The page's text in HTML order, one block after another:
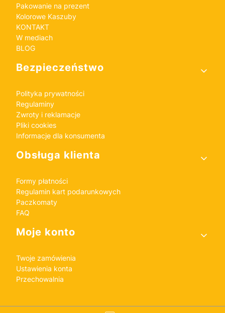
Pakowanie na prezent
Kolorowe Kaszuby
KONTAKT
W mediach
BLOG
Bezpieczeństwo
Polityka prywatności
Regulaminy
Zwroty i reklamacje
Pliki cookies
Informacje dla konsumenta
Obsługa klienta
Formy płatności
Regulamin kart podarunkowych
Paczkomaty
FAQ
Moje konto
Twoje zamówienia
Ustawienia konta
Przechowalnia